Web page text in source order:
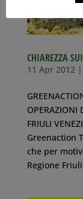
CHIAREZZA
11 Apr 2012|
OPERAZIONI
FRIULI
Greenaction
che per
Regione